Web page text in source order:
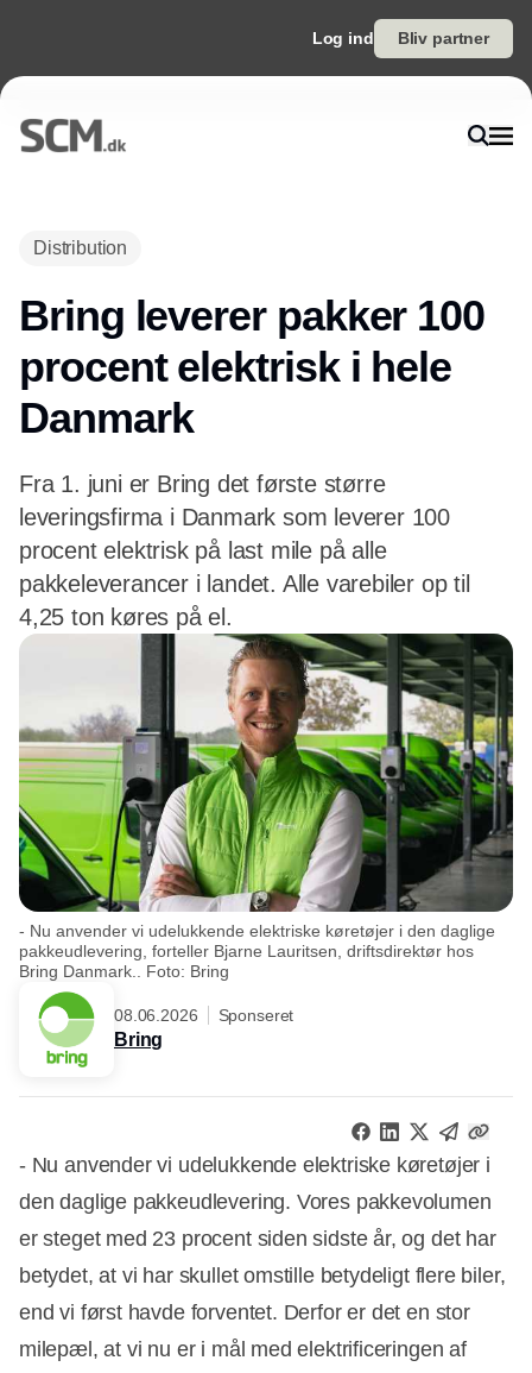
Log ind Bliv partner
Distribution
Bring leverer pakker 100
procent elektrisk i hele
Danmark
Fra 1. juni er Bring det første større
leveringsfirma i Danmark som leverer 100
procent elektrisk på last mile på alle
pakkeleverancer i landet. Alle varebiler op til
4,25 ton køres på el.
- Nu anvender vi udelukkende elektriske køretøjer i den daglige
pakkeudlevering, forteller Bjarne Lauritsen, driftsdirektør hos
Bring Danmark.. Foto: Bring
08.06.2026 Sponseret
Bring
- Nu anvender vi udelukkende elektriske køretøjer i
den daglige pakkeudlevering. Vores pakkevolumen
er steget med 23 procent siden sidste år, og det har
betydet, at vi har skullet omstille betydeligt flere biler,
end vi først havde forventet. Derfor er det en stor
milepæl, at vi nu er i mål med elektrificeringen af